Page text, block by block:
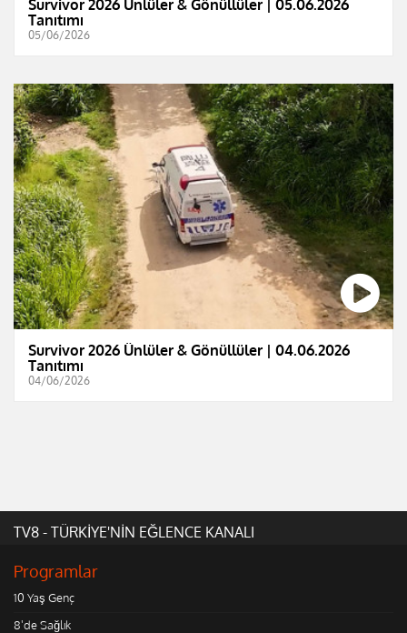
Survivor 2026 Ünlüler & Gönüllüler | 05.06.2026
Tanıtımı
05/06/2026
Survivor 2026 Ünlüler & Gönüllüler | 04.06.2026
Tanıtımı
04/06/2026
TV8 - TÜRKİYE'NİN EĞLENCE KANALI
Programlar
10 Yaş Genç
8'de Sağlık